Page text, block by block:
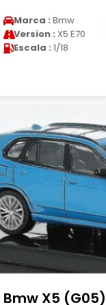
Marca : Bmw
Version : X5 E70
Escala : 1/18
Bmw X5